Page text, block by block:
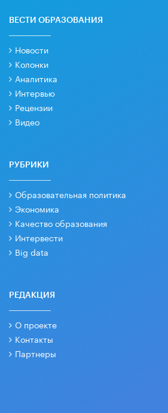
ВЕСТИ ОБРАЗОВАНИЯ
Новости
Колонки
Аналитика
Интервью
Рецензии
Видео
РУБРИКИ
Образовательная политика
Экономика
Качество образования
Интервести
Big data
РЕДАКЦИЯ
О проекте
Контакты
Партнеры